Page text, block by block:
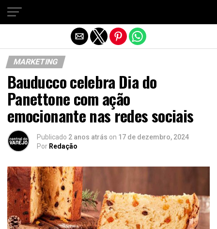
MARKETING
Bauducco celebra Dia do
Panettone com ação
emocionante nas redes sociais
Publicado 2 anos atrás on 17 de dezembro, 2024
Por Redação